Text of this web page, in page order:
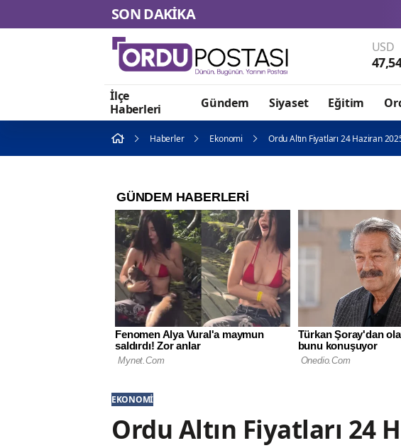
SON DAKİKA
USD
İlçe
Haberleri
Gündem Siyaset Eğitim
Haberler Ekonomi Ordu Altın Fiyatları 24 Haziran
EKONOMI
Ordu Altın Fiyatları 24